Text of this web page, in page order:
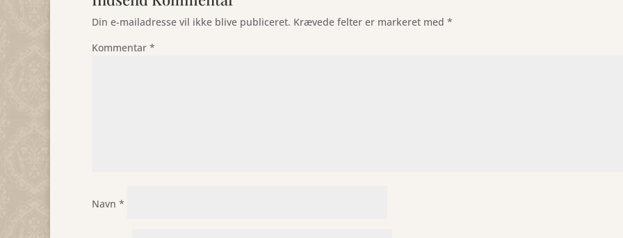
Din e-mailadresse vil ikke blive publiceret. Krævede felter er markeret med *
Kommentar *
Navn *